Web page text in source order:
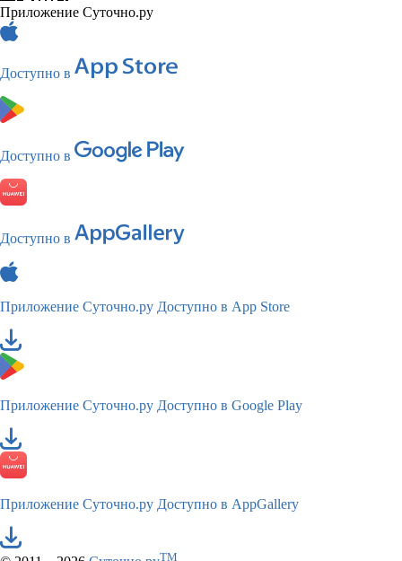
Приложение Суточно.ру
Доступно в
Доступно в
Доступно в
Приложение Суточно.ру Доступно в App Store
Приложение Суточно.ру Доступно в Google Play
Приложение Суточно.ру Доступно в AppGallery
TM